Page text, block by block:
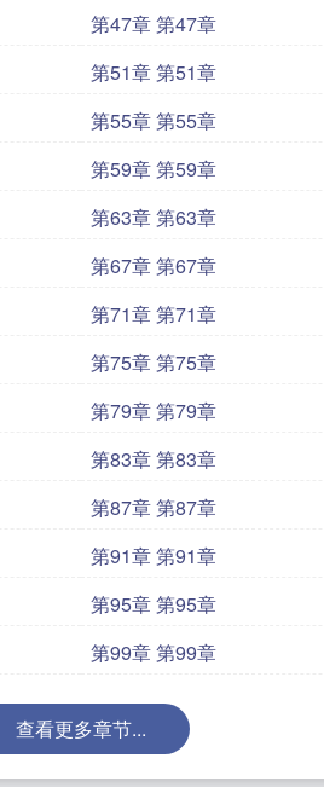
第47章 第47章
第51章 第51章
第55章 第55章
第59章 第59章
第63章 第63章
第67章 第67章
第71章 第71章
第75章 第75章
第79章 第79章
第83章 第83章
第87章 第87章
第91章 第91章
第95章 第95章
第99章 第99章
查看更多章节...